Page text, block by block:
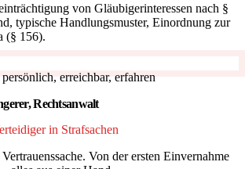
von Gläubigerinteressen nach §
typische Handlungsmuster, Einordnung zur
(§ 156).
erreichbar, erfahren
Rechtsanwalt
in Strafsachen
Von der ersten Einvernahme